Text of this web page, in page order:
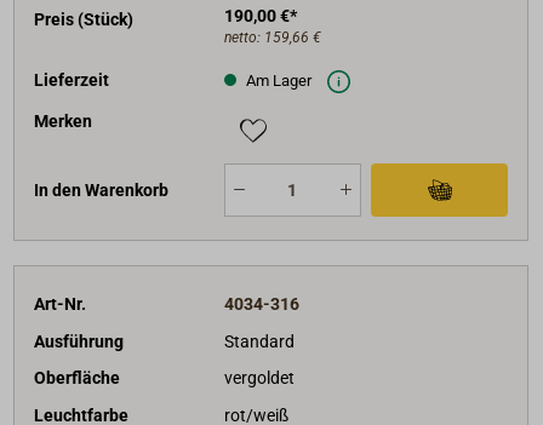
Preis (Stück)
190,00 €*
netto: 159,66 €
Lieferzeit Am Lager
Merken
In den Warenkorb
Art-Nr.
4034-316
Ausführung
Standard
Oberfläche
vergoldet
Leuchtfarbe
rot/weiß